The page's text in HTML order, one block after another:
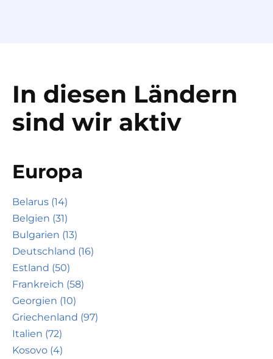
In diesen Ländern
sind wir aktiv
Europa
Belarus (14)
Belgien (31)
Bulgarien (13)
Deutschland (16)
Estland (50)
Frankreich (58)
Georgien (10)
Griechenland (97)
Italien (72)
Kosovo (4)